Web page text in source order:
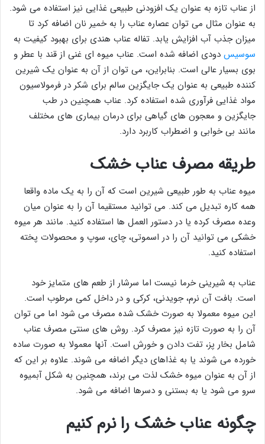
از عناب تازه به عنوان یک افزودنی طبیعی غذایی نیز استفاده می شود.
به عنوان مثال می توان عصاره عناب را به خمیر نان اضافه کرد تا
میزان جذب آب افزایش یابد. تفاله عناب هندی برای بهبود کیفیت به
سوسیس دودی اضافه شده است. عناب میوه ای غنی از قند با عطر و
بوی بسیار عالی است. بنابراین، می توان از آن به عنوان یک شیرین
کننده طبیعی به عنوان یک جایگزین سالم برای شکر در فرمولاسیون
مواد غذایی فرآوری شده استفاده کرد. عناب همچنین در طب
جایگزین و معجون های گیاهی برای درمان بیماری های مختلف
مانند بی خوابی و اضطراب کاربرد دارد.
طریقه مصرف عناب خشک
میوه عناب به طور طبیعی شیرین است که آن را به یک ماده واقعا
همه کاره تبدیل می کند. می توانید مستقیما آن را به عنوان میان
وعده مصرف کرده یا در دستور العمل ها استفاده کنید. مانند هر میوه
خشکی می توانید آن را در اسموتی، چای، سوپ و محصولات پخته
استفاده کنید.
عناب به شیرینی خرما نیست اما سرشار از طعم ‌های متمایز خود
است. بافت آن نرم، جویدنی، کرکی و در داخل کمی مرطوب است.
این میوه معمولا به صورت خشک شده مصرف می شود اما می توان
آن را به صورت تازه نیز مصرف کرد. روش‌ های سنتی مصرف عناب
شامل بخار پز، تفت دادن و خورش است. آنها معمولا به صورت ساده
خورده می شوند یا به غذاهای دیگر اضافه می شوند. علاوه بر این که
از آن به عنوان میوه خشک لذت می برند، همچنین به شکل آبمیوه
سرو می شود یا به بستنی و دسرها اضافه می شود.
چگونه عناب خشک را نرم کنیم